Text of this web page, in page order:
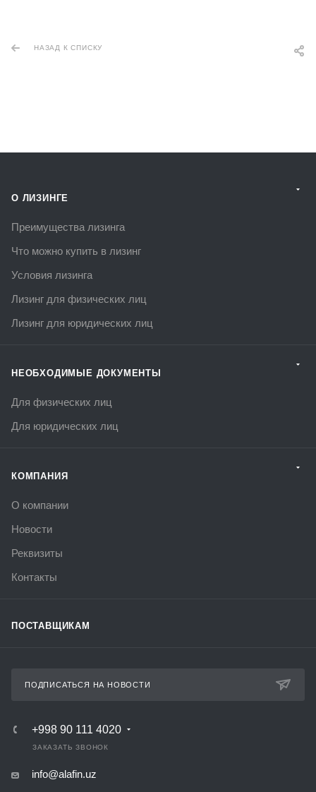
НАЗАД К СПИСКУ
О ЛИЗИНГЕ
Преимущества лизинга
Что можно купить в лизинг
Условия лизинга
Лизинг для физических лиц
Лизинг для юридических лиц
НЕОБХОДИМЫЕ ДОКУМЕНТЫ
Для физических лиц
Для юридических лиц
КОМПАНИЯ
О компании
Новости
Реквизиты
Контакты
ПОСТАВЩИКАМ
ПОДПИСАТЬСЯ НА НОВОСТИ
+998 90 111 4020
ЗАКАЗАТЬ ЗВОНОК
info@alafin.uz